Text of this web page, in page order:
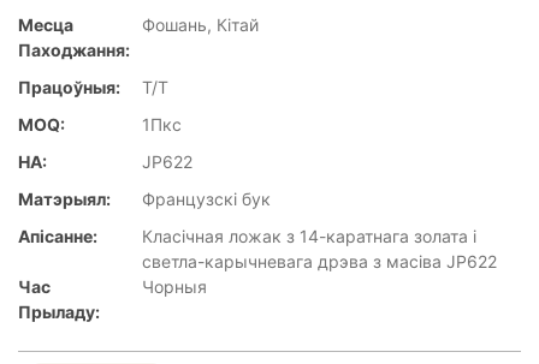
Месца
Паходжання:
Фошань, Кітай
Працоўныя:
T/T
MOQ:
1Пкс
НА:
JP622
Матэрыял:
Французскі бук
Апісанне:
Класічная ложак з 14-каратнага золата і
светла-карычневага дрэва з масіва JP622
Час
Прыладу:
Чорныя